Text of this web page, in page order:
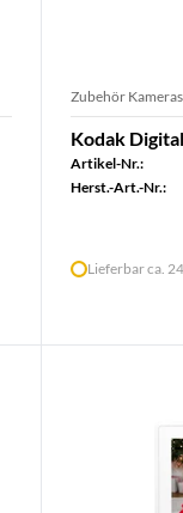
Zubehör Kameras
Kodak
Artikel-Nr.:
Herst.-Art.-Nr.:
Lieferbar ca.